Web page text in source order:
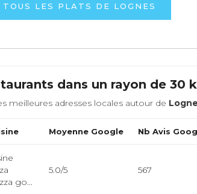
TOUS LES PLATS DE LOGNES
dans un rayon de 30
meilleures adresses locales autour de
Moyenne Google Nb Avis
go...
5.0/5 567